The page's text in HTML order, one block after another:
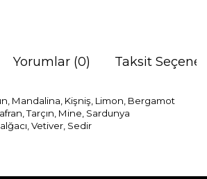
Yorumlar (0) Taksit
Mandalina, Kişniş, Limon, Bergamot
Tarçın, Mine, Sardunya
Vetiver, Sedir
noktaları öneri formunu